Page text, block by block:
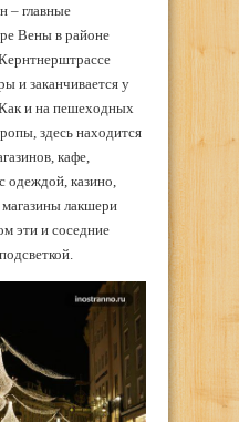
– главные
Вены в районе
и заканчивается у
и на пешеходных
здесь находится
кафе,
одеждой, казино,
лакшери
эти и соседние